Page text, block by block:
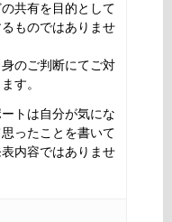
共有を目的として
ものではありませ
のご判断にてご対
す。
トは自分が気にな
ったことを書いて
内容ではありませ